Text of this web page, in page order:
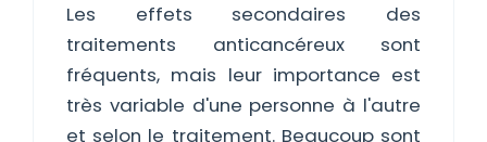
Les effets secondaires des
traitements anticancéreux sont
fréquents, mais leur importance est
très variable d'une personne à l'autre
et selon le traitement. Beaucoup sont